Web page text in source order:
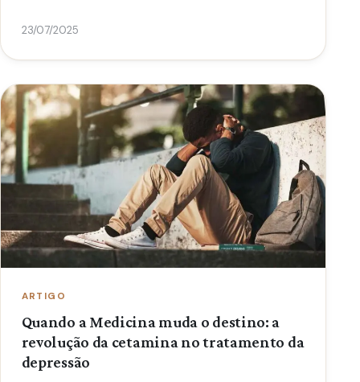
23/07/2025
ARTIGO
Quando a Medicina muda o destino: a
revolução da cetamina no tratamento da
depressão